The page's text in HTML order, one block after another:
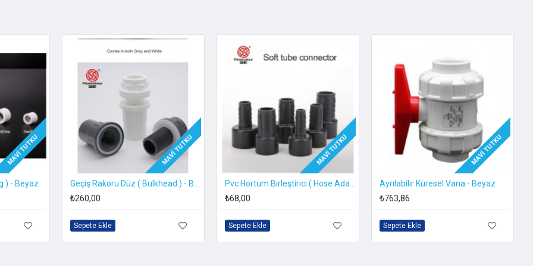
sarı)
MAVI TUTKU
) - Beyaz
MAVI TUTKU
Geçiş Rakoru Düz ( Bulkhead ) - Beyaz
₺260,00
Sepete Ekle
MAVI TUTKU
Pvc Hortum Birleştirici ( Hose Adapter ) - Gri
₺68,00
Sepete Ekle
MAVI TUTKU
Ayrılabilir Küresel Vana - Beyaz
₺763,86
Sepete Ekle